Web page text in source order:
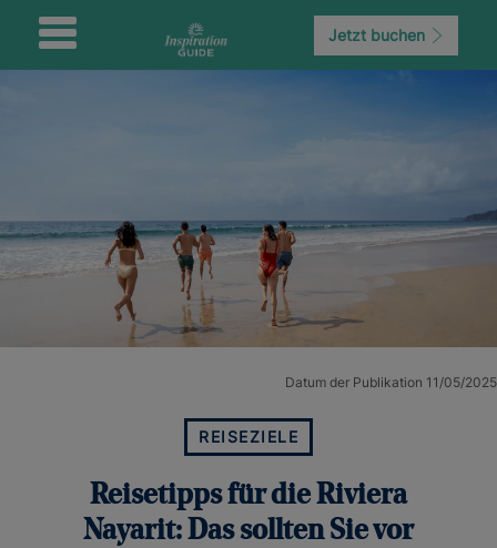
Jetzt buchen
Datum der Publikation 11/05/2025
REISEZIELE
Reisetipps für die Riviera
Nayarit: Das sollten Sie vor